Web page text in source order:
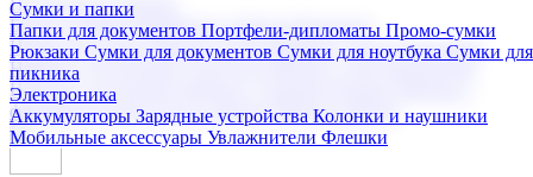
Сумки и папки
Папки для документов Портфели-дипломаты Промо-сумки
Рюкзаки Сумки для документов Сумки для ноутбука Сумки для
пикника
Электроника
Аккумуляторы Зарядные устройства Колонки и наушники
Мобильные аксессуары Увлажнители Флешки
Подарочные наборы
Бизнес наборыКофейные наборы Кошельки
Наборы из кожиНаборы ручекНаборы с аккумуляторами
Наборы с бутылками для воды
Наборы с ежедневниками
Наборы с кружками
флешкамиНовогодние наборыЧайные наборы